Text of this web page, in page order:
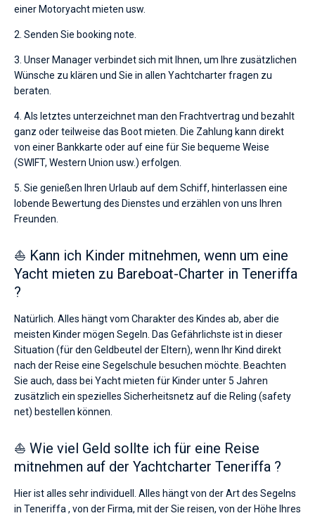
einer Motoryacht mieten usw.
2. Senden Sie booking note.
3. Unser Manager verbindet sich mit Ihnen, um Ihre zusätzlichen
Wünsche zu klären und Sie in allen Yachtcharter fragen zu
beraten.
4. Als letztes unterzeichnet man den Frachtvertrag und bezahlt
ganz oder teilweise das Boot mieten. Die Zahlung kann direkt
von einer Bankkarte oder auf eine für Sie bequeme Weise
(SWIFT, Western Union usw.) erfolgen.
5. Sie genießen Ihren Urlaub auf dem Schiff, hinterlassen eine
lobende Bewertung des Dienstes und erzählen von uns Ihren
Freunden.
⛵ Kann ich Kinder mitnehmen, wenn um eine
Yacht mieten zu Bareboat-Charter in Teneriffa
?
Natürlich. Alles hängt vom Charakter des Kindes ab, aber die
meisten Kinder mögen Segeln. Das Gefährlichste ist in dieser
Situation (für den Geldbeutel der Eltern), wenn Ihr Kind direkt
nach der Reise eine Segelschule besuchen möchte. Beachten
Sie auch, dass bei Yacht mieten für Kinder unter 5 Jahren
zusätzlich ein spezielles Sicherheitsnetz auf die Reling (safety
net) bestellen können.
⛵ Wie viel Geld sollte ich für eine Reise
mitnehmen auf der Yachtcharter Teneriffa ?
Hier ist alles sehr individuell. Alles hängt von der Art des Segelns
in Teneriffa , von der Firma, mit der Sie reisen, von der Höhe Ihres